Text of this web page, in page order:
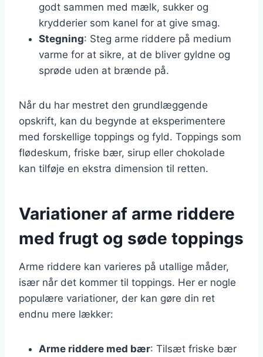
godt sammen med mælk, sukker og
krydderier som kanel for at give smag.
Stegning: Steg arme riddere på medium
varme for at sikre, at de bliver gyldne og
sprøde uden at brænde på.
Når du har mestret den grundlæggende
opskrift, kan du begynde at eksperimentere
med forskellige toppings og fyld. Toppings som
flødeskum, friske bær, sirup eller chokolade
kan tilføje en ekstra dimension til retten.
Variationer af arme riddere
med frugt og søde toppings
Arme riddere kan varieres på utallige måder,
især når det kommer til toppings. Her er nogle
populære variationer, der kan gøre din ret
endnu mere lækker:
Arme riddere med bær: Tilsæt friske bær